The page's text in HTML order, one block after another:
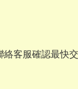
客服確認最快交